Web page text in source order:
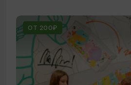
ОТ 200₽